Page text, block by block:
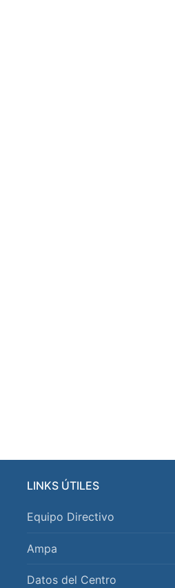
LINKS ÚTILES
Equipo Directivo
Ampa
Datos del Centro